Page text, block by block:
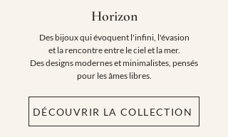
Horizon
Des bijoux qui évoquent l'infini, l'évasion
et la rencontre entre le ciel et la mer.
Des designs modernes et minimalistes, pensés
pour les âmes libres.
DÉCOUVRIR LA COLLECTION